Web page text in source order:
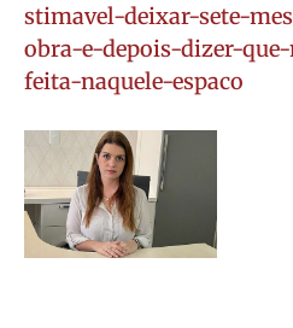
stimavel-deixar-sete-
obra-e-depois-dizer-
feita-naquele-espaco